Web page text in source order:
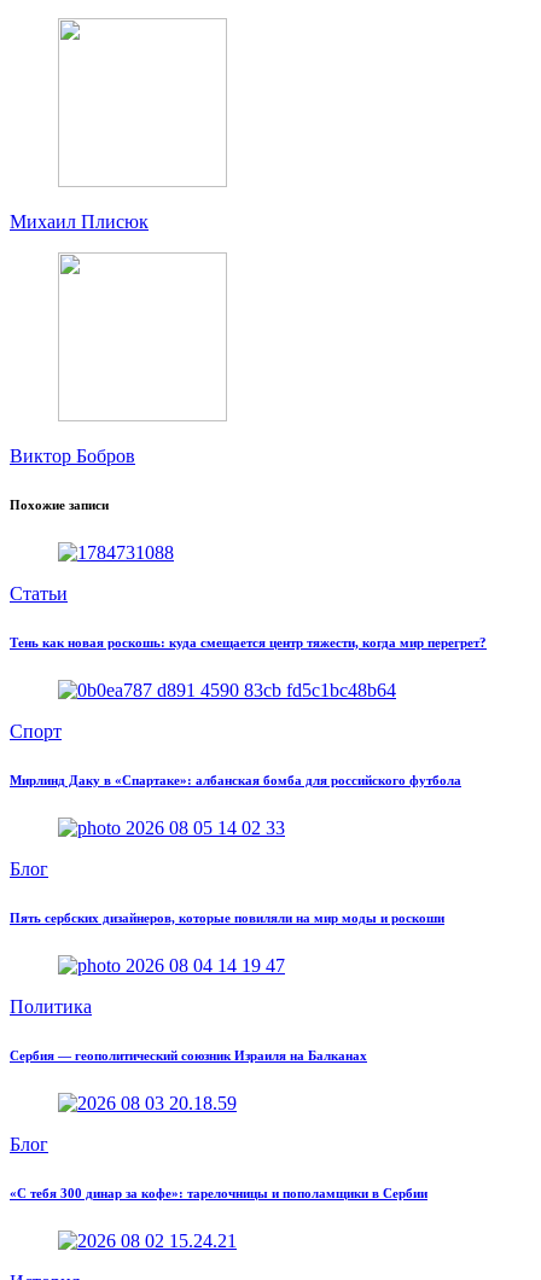
Михаил Плисюк
Виктор Бобров
Похожие записи
Статьи
Тень как новая роскошь: куда смещается центр тяжести, когда мир перегрет?
Спорт
Мирлинд Даку в «Спартаке»: албанская бомба для российского футбола
Блог
Пять сербских дизайнеров, которые повиляли на мир моды и роскоши
Политика
Сербия — геополитический союзник Израиля на Балканах
Блог
«С тебя 300 динар за кофе»: тарелочницы и пополамщики в Сербии